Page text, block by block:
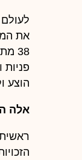
את
38
הוצע
אלה